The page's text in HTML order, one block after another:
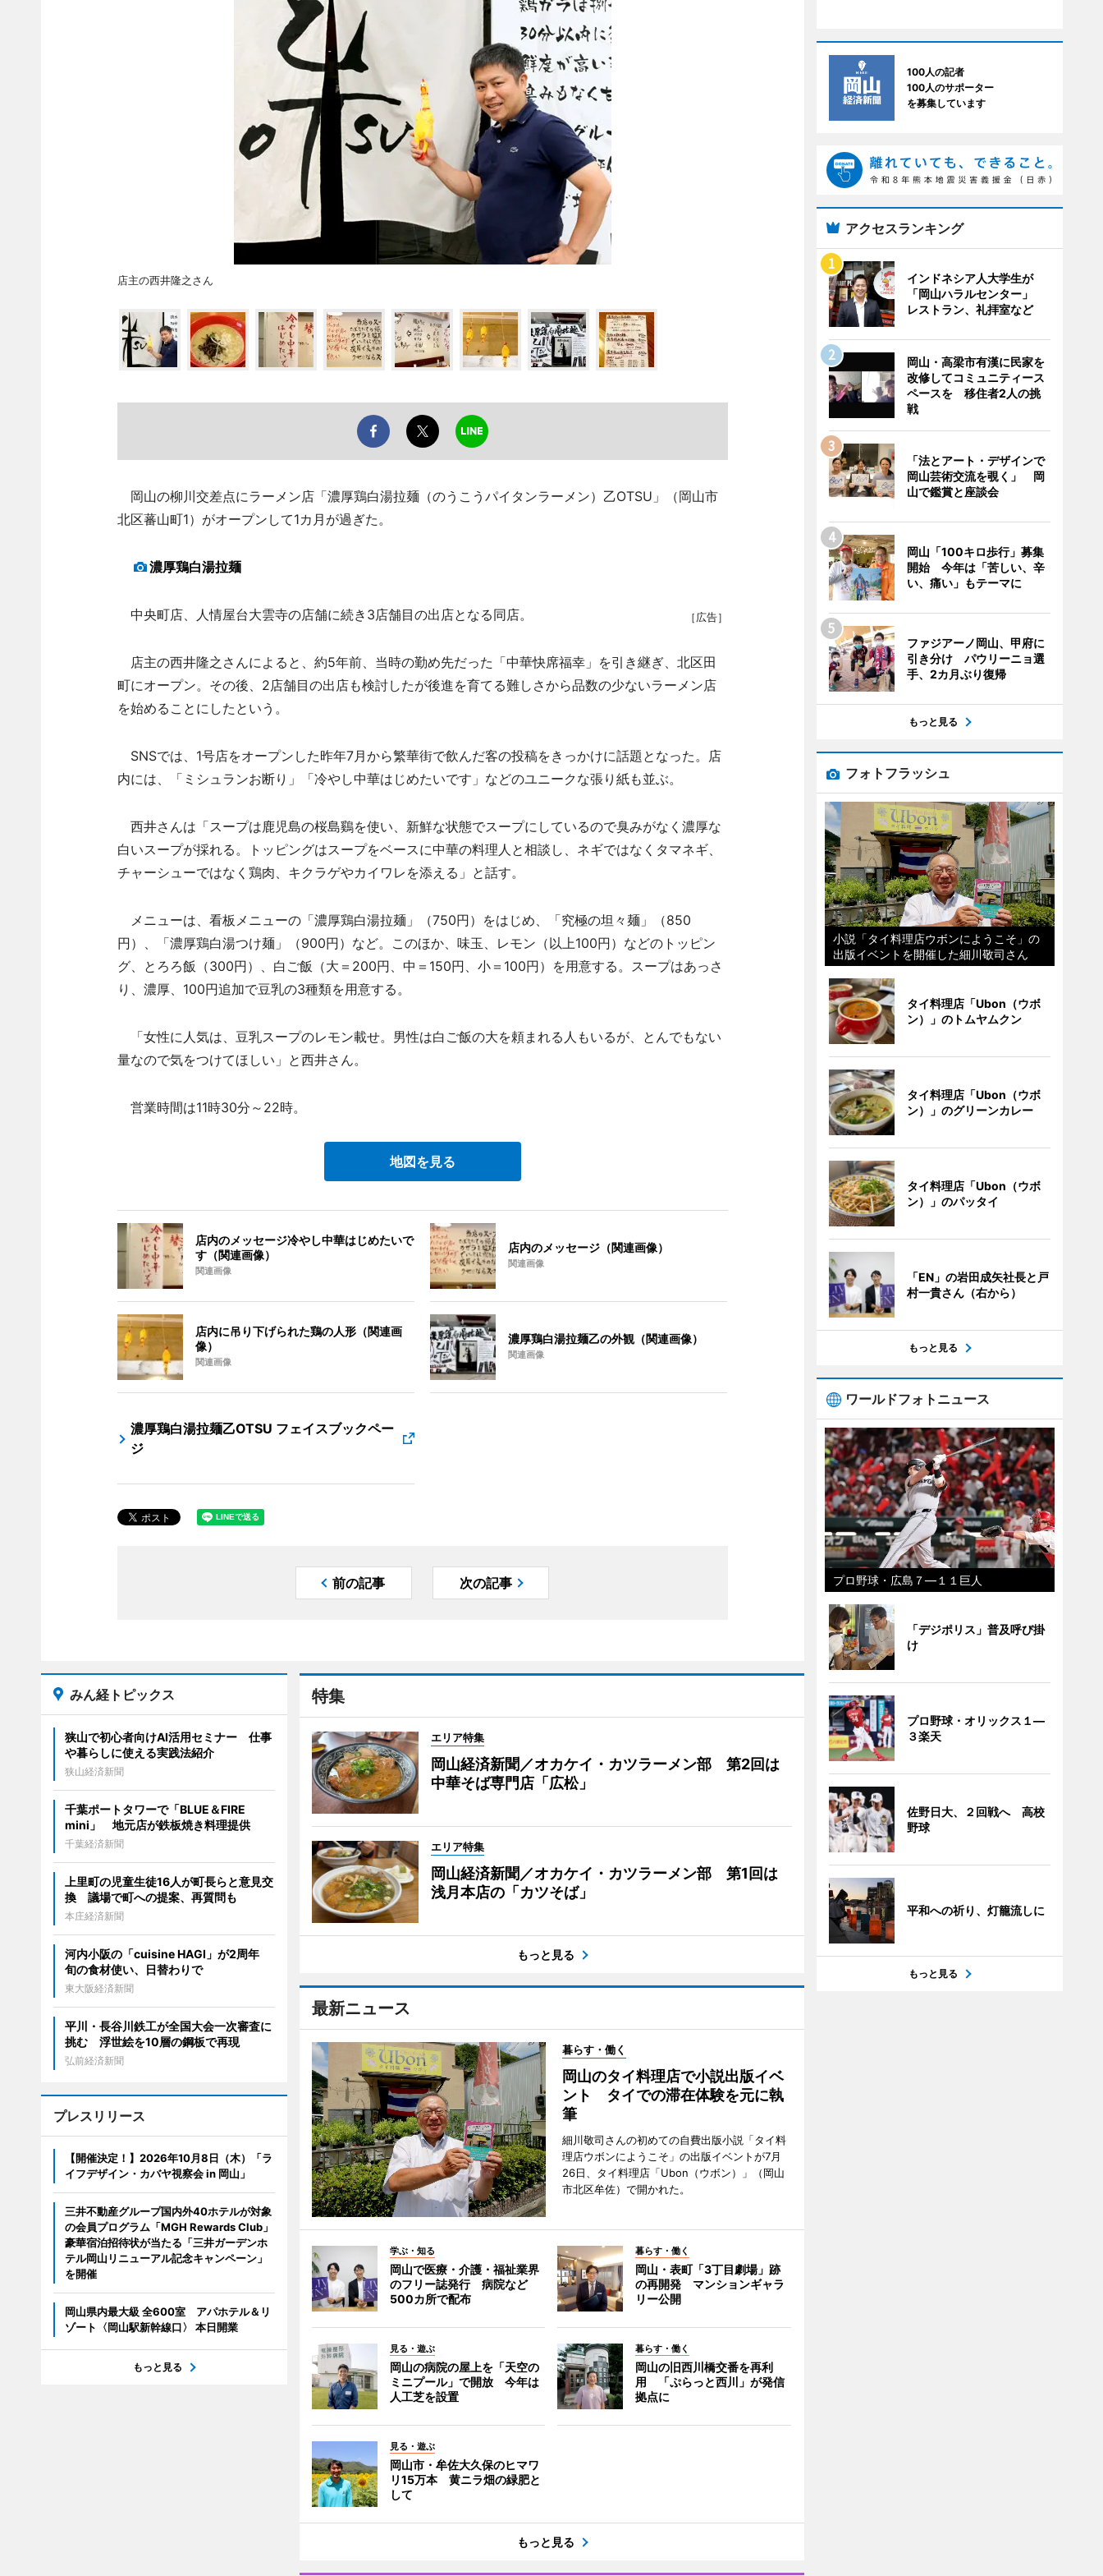
店主の西井隆之さん
岡山の柳川交差点にラーメン店「濃厚鶏白湯拉麺（のうこうパイタンラーメン）乙OTSU」（岡山市
北区蕃山町1）がオープンして1カ月が過ぎた。
濃厚鶏白湯拉麺
［広告］
中央町店、人情屋台大雲寺の店舗に続き3店舗目の出店となる同店。
店主の西井隆之さんによると、約5年前、当時の勤め先だった「中華快席福幸」を引き継ぎ、北区田
町にオープン。その後、2店舗目の出店も検討したが後進を育てる難しさから品数の少ないラーメン店
を始めることにしたという。
SNSでは、1号店をオープンした昨年7月から繁華街で飲んだ客の投稿をきっかけに話題となった。店
内には、「ミシュランお断り」「冷やし中華はじめたいです」などのユニークな張り紙も並ぶ。
西井さんは「スープは鹿児島の桜島鷄を使い、新鮮な状態でスープにしているので臭みがなく濃厚な
白いスープが採れる。トッピングはスープをベースに中華の料理人と相談し、ネギではなくタマネギ、
チャーシューではなく鶏肉、キクラゲやカイワレを添える」と話す。
メニューは、看板メニューの「濃厚鶏白湯拉麺」（750円）をはじめ、「究極の坦々麺」（850
円）、「濃厚鶏白湯つけ麺」（900円）など。このほか、味玉、レモン（以上100円）などのトッピン
グ、とろろ飯（300円）、白ご飯（大＝200円、中＝150円、小＝100円）を用意する。スープはあっさ
り、濃厚、100円追加で豆乳の3種類を用意する。
「女性に人気は、豆乳スープのレモン載せ。男性は白ご飯の大を頼まれる人もいるが、とんでもない
量なので気をつけてほしい」と西井さん。
営業時間は11時30分～22時。
地図を見る
店内のメッセージ冷やし中華はじめたいで
す（関連画像）
関連画像
店内のメッセージ（関連画像）
関連画像
店内に吊り下げられた鶏の人形（関連画
像）
関連画像
濃厚鶏白湯拉麺乙の外観（関連画像）
関連画像
濃厚鶏白湯拉麺乙OTSU フェイスブックペー
ジ
前の記事 次の記事
特集
エリア特集
岡山経済新聞／オカケイ・カツラーメン部 第2回は
中華そば専門店「広松」
エリア特集
岡山経済新聞／オカケイ・カツラーメン部 第1回は
浅月本店の「カツそば」
もっと見る
最新ニュース
暮らす・働く
岡山のタイ料理店で小説出版イベ
ント タイでの滞在体験を元に執
筆
細川敬司さんの初めての自費出版小説「タイ料
理店ウボンにようこそ」の出版イベントが7月
26日、タイ料理店「Ubon（ウボン）」（岡山
市北区牟佐）で開かれた。
学ぶ・知る
岡山で医療・介護・福祉業界
のフリー誌発行 病院など
500カ所で配布
暮らす・働く
岡山・表町「3丁目劇場」跡
の再開発 マンションギャラ
リー公開
見る・遊ぶ
岡山の病院の屋上を「天空の
ミニプール」で開放 今年は
人工芝を設置
暮らす・働く
岡山の旧西川橋交番を再利
用 「ぷらっと西川」が発信
拠点に
見る・遊ぶ
岡山市・牟佐大久保のヒマワ
リ15万本 黄ニラ畑の緑肥と
して
もっと見る
みん経トピックス
狭山で初心者向けAI活用セミナー 仕事
や暮らしに使える実践法紹介
狭山経済新聞
千葉ポートタワーで「BLUE＆FIRE
mini」 地元店が鉄板焼き料理提供
千葉経済新聞
上里町の児童生徒16人が町長らと意見交
換 議場で町への提案、再質問も
本庄経済新聞
河内小阪の「cuisine HAGI」が2周年
旬の食材使い、日替わりで
東大阪経済新聞
平川・長谷川鉄工が全国大会一次審査に
挑む 浮世絵を10層の鋼板で再現
弘前経済新聞
プレスリリース
【開催決定！】2026年10月8日（木）「ラ
イフデザイン・カバヤ視察会 in 岡山」
三井不動産グループ国内外40ホテルが対象
の会員プログラム「MGH Rewards Club」
豪華宿泊招待状が当たる「三井ガーデンホ
テル岡山リニューアル記念キャンペーン」
を開催
岡山県内最大級 全600室 アパホテル＆リ
ゾート〈岡山駅新幹線口〉 本日開業
もっと見る
100人の記者
100人のサポーター
を募集しています
アクセスランキング
インドネシア人大学生が
「岡山ハラルセンター」
レストラン、礼拝室など
岡山・高梁市有漢に民家を
改修してコミュニティース
ペースを 移住者2人の挑
戦
「法とアート・デザインで
岡山芸術交流を覗く」 岡
山で鑑賞と座談会
岡山「100キロ歩行」募集
開始 今年は「苦しい、辛
い、痛い」もテーマに
ファジアーノ岡山、甲府に
引き分け パウリーニョ選
手、2カ月ぶり復帰
もっと見る
フォトフラッシュ
小説「タイ料理店ウボンにようこそ」の
出版イベントを開催した細川敬司さん
タイ料理店「Ubon（ウボ
ン）」のトムヤムクン
タイ料理店「Ubon（ウボ
ン）」のグリーンカレー
タイ料理店「Ubon（ウボ
ン）」のパッタイ
「EN」の岩田成矢社長と戸
村一貴さん（右から）
もっと見る
ワールドフォトニュース
プロ野球・広島７―１１巨人
「デジポリス」普及呼び掛
け
プロ野球・オリックス１―
３楽天
佐野日大、２回戦へ 高校
野球
平和への祈り、灯籠流しに
もっと見る